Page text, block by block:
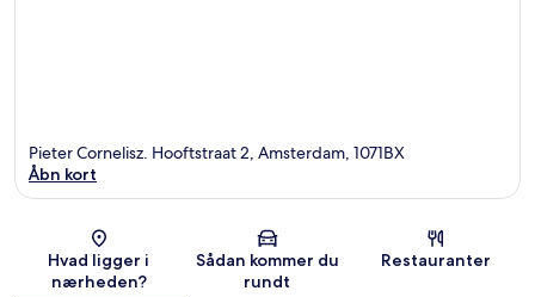
Kort
Pieter Cornelisz. Hooftstraat 2, Amsterdam, 1071BX
Åbn kort
Hvad ligger i
nærheden?
Sådan kommer du
rundt
Restauranter